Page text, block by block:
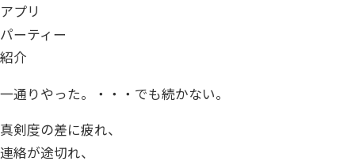
アプリ
パーティー
紹介
一通りやった。・・・でも続かない。
真剣度の差に疲れ、
連絡が途切れ、